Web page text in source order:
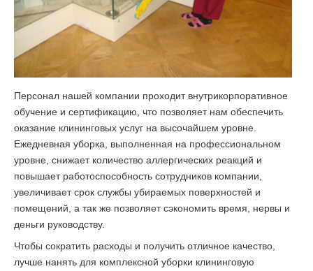
Персонал нашей компании проходит внутрикорпоративное
обучение и сертификацию, что позволяет нам обеспечить
оказание клининговых услуг на высочайшем уровне.
Ежедневная уборка, выполненная на профессиональном
уровне, снижает количество аллергических реакций и
повышает работоспособность сотрудников компании,
увеличивает срок службы убираемых поверхностей и
помещений, а так же позволяет сэкономить время, нервы и
деньги руководству.
Чтобы сократить расходы и получить отличное качество,
лучше нанять для комплексной уборки клининговую